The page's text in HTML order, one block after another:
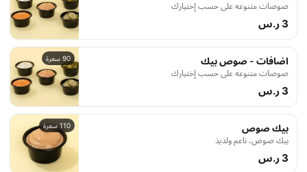
صوصات متنوعه على حسب إختيارك
3 ر.س
90 سعرة اضافات - صوص بيك
صوصات متنوعه على حسب إختيارك
3 ر.س
110 سعرة بيك صوص
بيك صوص، ناعم ولذيذ
3 ر.س